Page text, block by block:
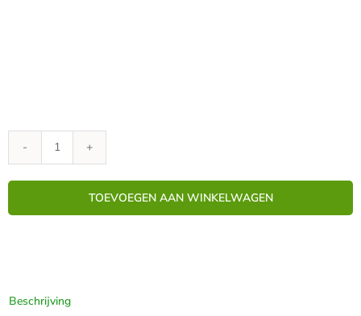
GardenMaxX
aantal
TOEVOEGEN AAN WINKELWAGEN
Beschrijving